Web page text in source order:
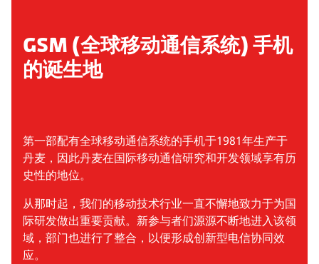
GSM (全球移动通信系统) 手机
的诞生地
第一部配有全球移动通信系统的手机于1981年生产于
丹麦，因此丹麦在国际移动通信研究和开发领域享有历
史性的地位。
从那时起，我们的移动技术行业一直不懈地致力于为国
际研发做出重要贡献。新参与者们源源不断地进入该领
域，部门也进行了整合，以便形成创新型电信协同效
应。